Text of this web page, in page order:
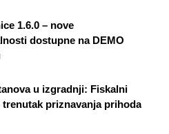
1.6.0 – nove
dostupne na DEMO
u izgradnji: Fiskalni
trenutak priznavanja prihoda